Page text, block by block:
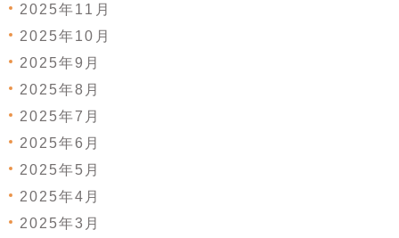
2025年11月
2025年10月
2025年9月
2025年8月
2025年7月
2025年6月
2025年5月
2025年4月
2025年3月